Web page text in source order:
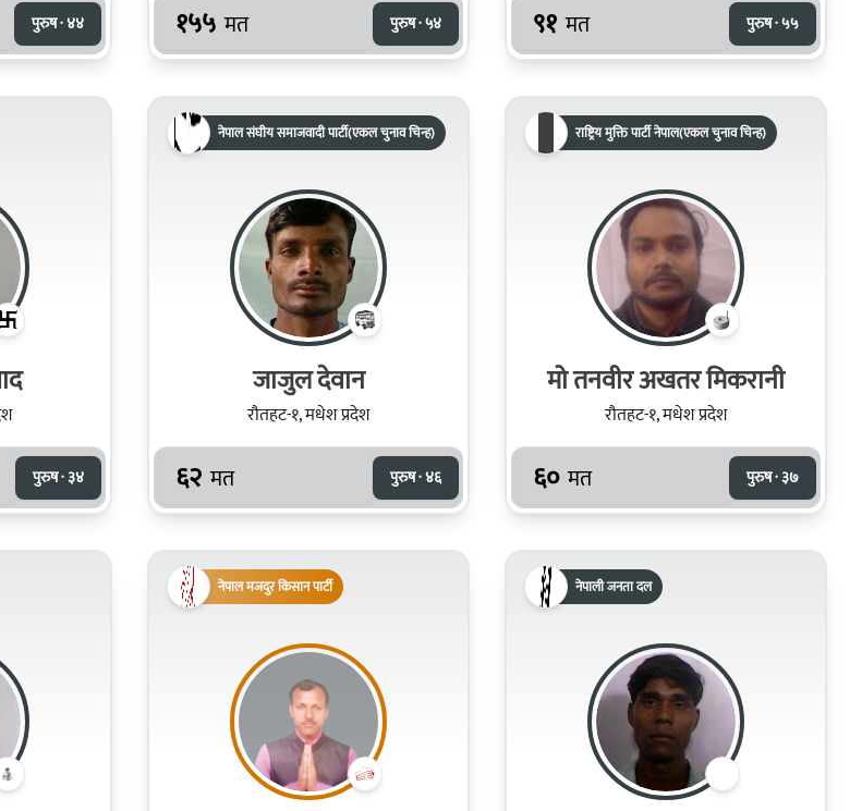
पुरुष · ४४ १५५ मत पुरुष · ५४ ९१ मत पुरुष · ५५
पुरुष · ३४
नेपाल संघीय समाजवादी पार्टी(एकल चुनाव चिन्ह)
जाजुल देवान
रौतहट-१, मधेश प्रदेश
६२ मत पुरुष · ४६
राष्ट्रिय मुक्ति पार्टी नेपाल(एकल चुनाव चिन्ह)
मो तनवीर अखतर मिकरानी
रौतहट-१, मधेश प्रदेश
६० मत पुरुष · ३७
नेपाल मजदुर किसान पार्टी नेपाली जनता दल